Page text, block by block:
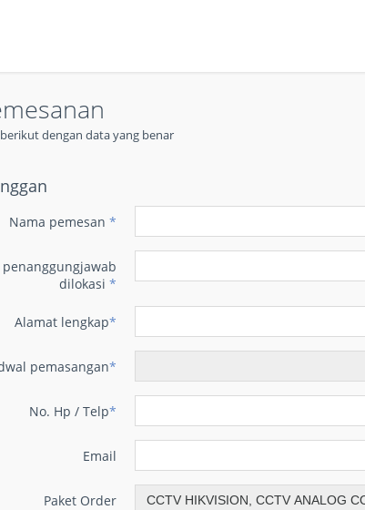
dengan data yang benar
Nama pemesan*
penanggungjawab
dilokasi*
Alamat lengkap*
pemasangan*
No. Hp / Telp*
Email
Paket Order